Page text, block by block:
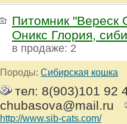
Питомник "Вереск
Оникс Глория,
в продаже: 2
Породы: Сибирская кошка
тел: 8(903)101 92
chubasova@mail.ru
http://www.sib-cats.com/